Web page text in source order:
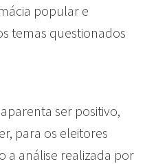
popular e
temas questionados
ser positivo,
para os eleitores
a análise realizada por